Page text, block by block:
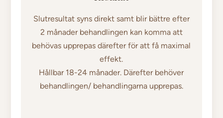
Slutresultat syns direkt samt blir bättre efter
2 månader behandlingen kan komma att
behövas upprepas därefter för att få maximal
effekt.
Hållbar 18-24 månader. Därefter behöver
behandlingen/ behandlingarna upprepas.